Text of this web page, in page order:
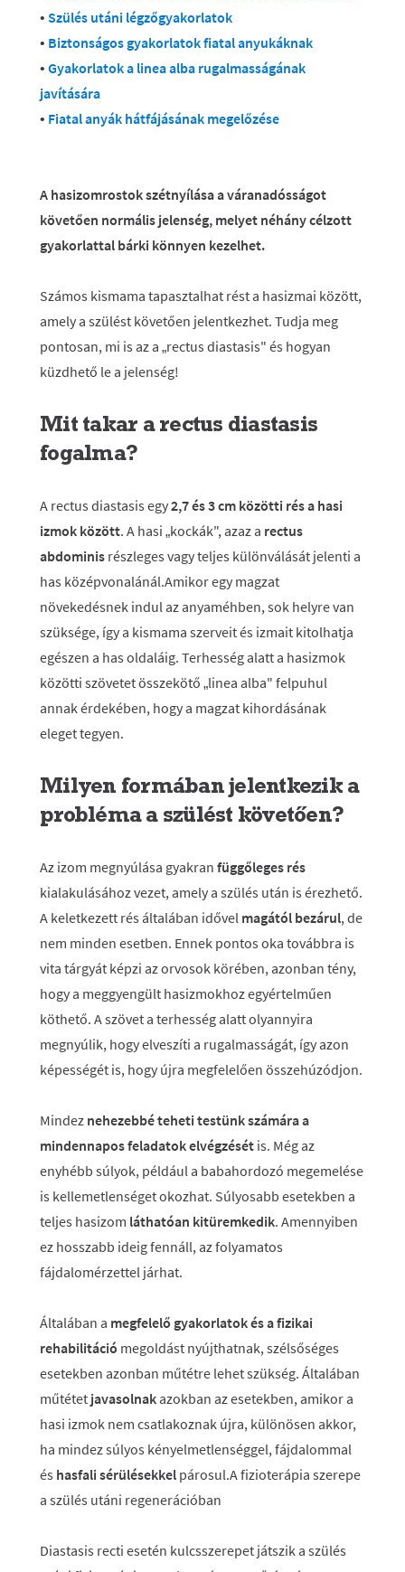
• Szülés utáni légzőgyakorlatok
• Biztonságos gyakorlatok fiatal anyukáknak
• Gyakorlatok a linea alba rugalmasságának
javítására
• Fiatal anyák hátfájásának megelőzése
A hasizomrostok szétnyílása a váranadósságot
követően normális jelenség, melyet néhány célzott
gyakorlattal bárki könnyen kezelhet.
Számos kismama tapasztalhat rést a hasizmai között,
amely a szülést követően jelentkezhet. Tudja meg
pontosan, mi is az a „rectus diastasis" és hogyan
küzdhető le a jelenség!
Mit takar a rectus diastasis
fogalma?
A rectus diastasis egy2,7 és 3 cm közötti rés a hasi
izmok között. A hasi „kockák", azaz a rectus
abdominis részleges vagy teljes különválását jelenti a
has középvonalánál.Amikor egy magzat
növekedésnek indul az anyaméhben, sok helyre van
szüksége, így a kismama szerveit és izmait kitolhatja
egészen a has oldaláig. Terhesség alatt a hasizmok
közötti szövetet összekötő „linea alba" felpuhul
annak érdekében, hogy a magzat kihordásának
eleget tegyen.
Milyen formában jelentkezik a
probléma a szülést követően?
Az izom megnyúlása gyakran függőleges rés
kialakulásához vezet, amely a szülés után is érezhető.
A keletkezett rés általában idővel magától bezárul, de
nem minden esetben. Ennek pontos oka továbbra is
vita tárgyát képzi az orvosok körében, azonban tény,
hogy a meggyengült hasizmokhoz egyértelműen
köthető. A szövet a terhesség alatt olyannyira
megnyúlik, hogy elveszíti a rugalmasságát, így azon
képességét is, hogy újra megfelelően összehúzódjon.
Mindez nehezebbé teheti testünk számára a
mindennapos feladatok elvégzését is. Még az
enyhébb súlyok, például a babahordozó megemelése
is kellemetlenséget okozhat. Súlyosabb esetekben a
teljes hasizom láthatóan kitüremkedik. Amennyiben
ez hosszabb ideig fennáll, az folyamatos
fájdalomérzettel járhat.
Általában a megfelelő gyakorlatok és a fizikai
rehabilitáció megoldást nyújthatnak, szélsőséges
esetekben azonban műtétre lehet szükség. Általában
műtétet javasolnak azokban az esetekben, amikor a
hasi izmok nem csatlakoznak újra, különösen akkor,
ha mindez súlyos kényelmetlenséggel, fájdalommal
és hasfali sérülésekkel párosul.A fizioterápia szerepe
a szülés utáni regenerációban
Diastasis recti esetén kulcsszerepet játszik a szülés